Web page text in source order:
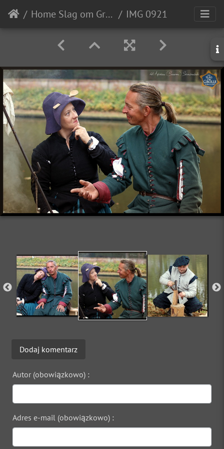
Home Slag om Grolle IMG 0921
Dodaj komentarz
Autor (obowiązkowo) :
Adres e-mail (obowiązkowo) :